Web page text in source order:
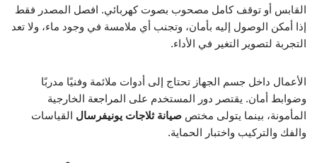
القابس أو توقف كامل مصحوب بصوت كهربائي. افصل المصدر فقط
إذا أمكن الوصول إليه بأمان، وتجنب أي ملامسة في وجود ماء، ولا تعد
التجربة لتصوير التغير في الأداء.
الأعمال داخل جسم الجهاز تحتاج إلى أدوات ملائمة وفنيًا مدربًا
وضوابط أمان. يقتصر دور المستخدم على المراجعة الخارجية
المأمونة، بينما يتولى مختص صيانة ثلاجات يونيفرسال القياسات
والفك والتركيب واختبار الحماية.